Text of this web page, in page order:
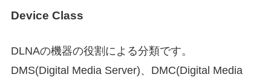
Device Class
DLNAの機器の役割による分類です。
DMS(Digital Media Server)、DMC(Digital Media